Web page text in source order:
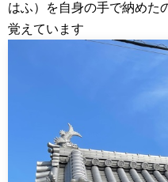
はふ）を自身の手で納めた
覚えています